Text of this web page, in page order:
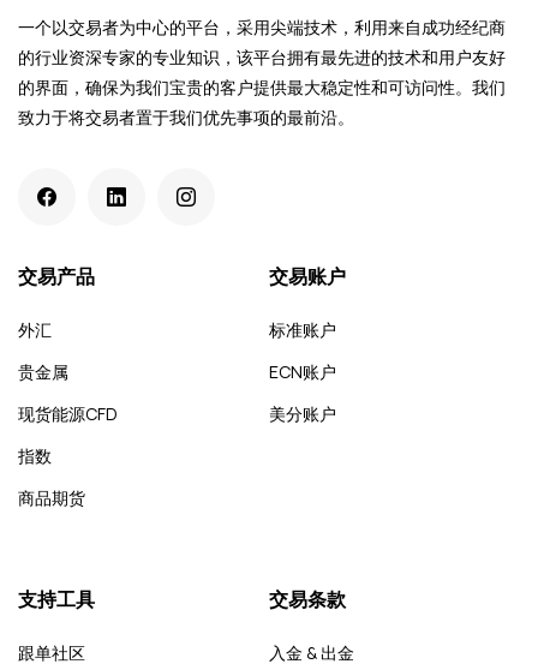
一个以交易者为中心的平台，采用尖端技术，利用来自成功经纪商
的行业资深专家的专业知识，该平台拥有最先进的技术和用户友好
的界面，确保为我们宝贵的客户提供最大稳定性和可访问性。我们
致力于将交易者置于我们优先事项的最前沿。
交易产品
外汇
贵金属
现货能源CFD
指数
商品期货
交易账户
标准账户
ECN账户
美分账户
支持工具
跟单社区
交易条款
入金 & 出金